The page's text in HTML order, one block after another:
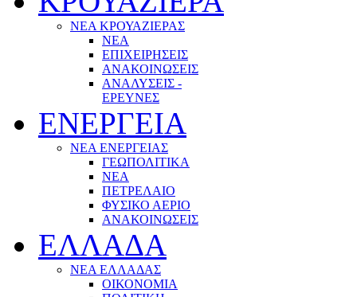
ΝΕΑ ΚΡΟΥΑΖΙΕΡΑΣ
NEA
ΕΠΙΧΕΙΡΗΣΕΙΣ
ΑΝΑΚΟΙΝΩΣΕΙΣ
ΑΝΑΛΥΣΕΙΣ -
ΕΡΕΥΝΕΣ
ΕΝΕΡΓΕΙΑ
ΝΕΑ ΕΝΕΡΓΕΙΑΣ
ΓΕΩΠΟΛΙΤΙΚΑ
ΝΕΑ
ΠΕΤΡΕΛΑΙΟ
ΦΥΣΙΚΟ ΑΕΡΙΟ
ΑΝΑΚΟΙΝΩΣΕΙΣ
ΕΛΛΑΔΑ
ΝΕΑ ΕΛΛΑΔΑΣ
ΟΙΚΟΝΟΜΙΑ